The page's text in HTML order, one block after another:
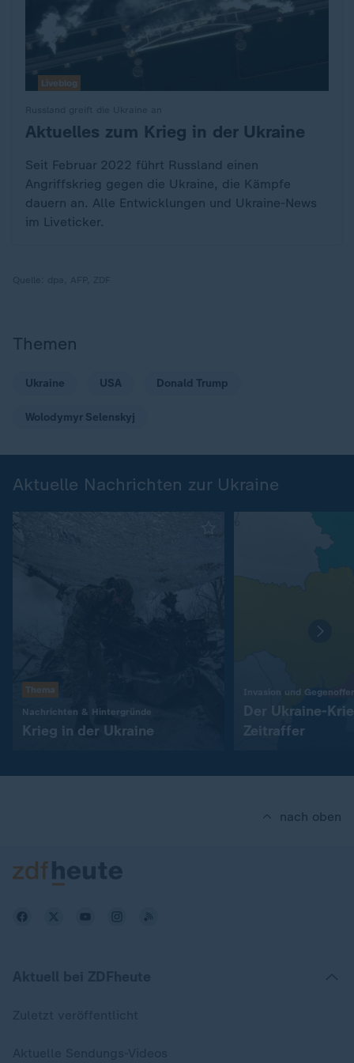
:
Aktuelles zum Krieg in der Ukraine
Seit Februar 2022 führt Russland einen
Angriffskrieg gegen die Ukraine, die Kämpfe
dauern an. Alle Entwicklungen und Ukraine-News
im Liveticker.
Liveblog
Themen
Ukraine USA Donald Trump
Wolodymyr Selenskyj
Aktuelle Nachrichten zur Ukraine
Thema
Nachrichten & Hintergründe
Krieg in der Ukraine
Invasion und
Der Ukraine-
Zeitraffer
nach oben